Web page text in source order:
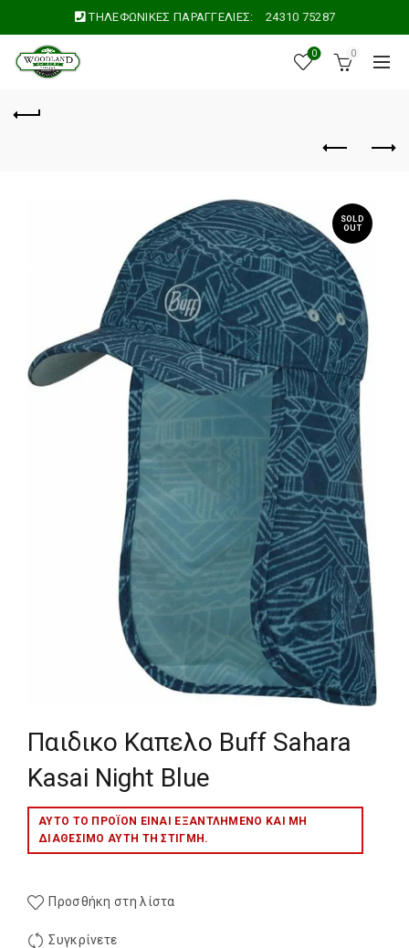
ΤΗΛΕΦΩΝΙΚΕΣ ΠΑΡΑΓΓΕΛΙΕΣ: 24310 75287
0 0
SOLD
OUT
Παιδικο Καπελο Buff Sahara
Kasai Night Blue
ΑΥΤΌ ΤΟ ΠΡΟΪΌΝ ΕΊΝΑΙ ΕΞΑΝΤΛΗΜΈΝΟ ΚΑΙ ΜΉ
ΔΙΑΘΈΣΙΜΟ ΑΥΤΉ ΤΗ ΣΤΙΓΜΉ.
Προσθήκη στη λίστα
Συγκρίνετε